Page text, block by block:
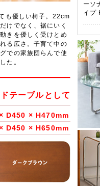
も優しい椅子。22cm
けでなく、裾にいく
きを優しく受けとめ
る広さ。子育て中の
での家族団らんで使
た。
テーブルとして
D450 × H470mm
D450 × H650mm
ーソ
イプ